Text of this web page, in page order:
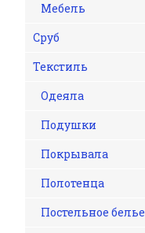
Мебель
Сруб
Текстиль
Одеяла
Подушки
Покрывала
Полотенца
Постельное белье